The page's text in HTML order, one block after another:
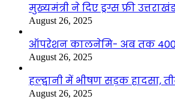
मुख्यमंत्री ने दिए ड्रग्स फ्री
August 26, 2025
ऑपरेशन कालनेमि- अब तक
August 26, 2025
हल्द्वानी में भीषण सड़क हादसा,
August 26, 2025